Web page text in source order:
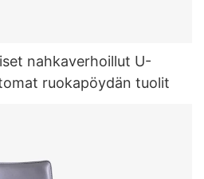
nahkaverhoillut U-
ruokapöydän tuolit